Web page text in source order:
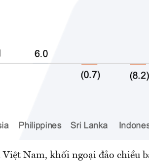
Nam, khối ngoại đảo chiều